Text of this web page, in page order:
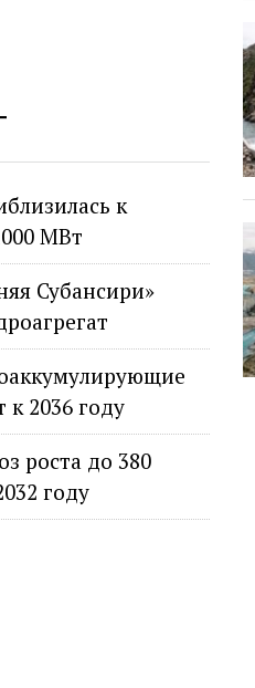
к
МВт
Субансири»
2036 году
роста до 380
году